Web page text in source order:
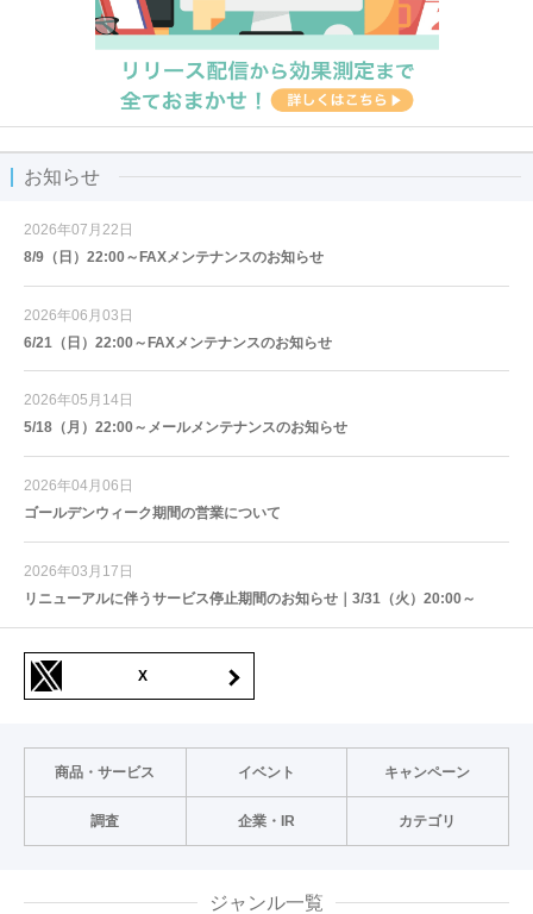
お知らせ
2026年07月22日
8/9（日）22:00～FAXメンテナンスのお知らせ
2026年06月03日
6/21（日）22:00～FAXメンテナンスのお知らせ
2026年05月14日
5/18（月）22:00～メールメンテナンスのお知らせ
2026年04月06日
ゴールデンウィーク期間の営業について
2026年03月17日
リニューアルに伴うサービス停止期間のお知らせ｜3/31（火）20:00～
X
商品・サービス イベント キャンペーン
調査 企業・IR カテゴリ
ジャンル一覧